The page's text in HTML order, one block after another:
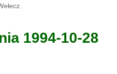
1994-10-28